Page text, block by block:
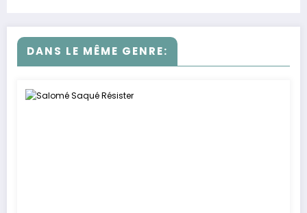
DANS LE MÊME GENRE: